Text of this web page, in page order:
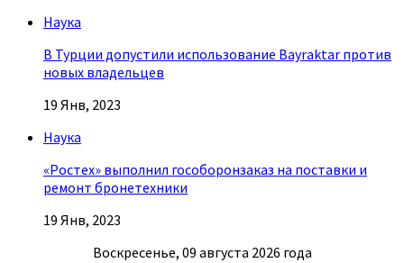
Наука
В Турции допустили использование Bayraktar против
новых владельцев
19 Янв, 2023
Наука
«Ростех» выполнил гособоронзаказ на поставки и
ремонт бронетехники
19 Янв, 2023
Воскресенье, 09 августа 2026 года